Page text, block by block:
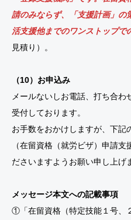
請のみならず、「支援計画」の
活支援他までのワンストップで
見積り）。
（10）お申込み
メールないしお電話、打ち合
受付しております。
お手数をおかけしますが、下記
（在留資格（就労ビザ）申請
ださいますようお願い申し上げ
メッセージ本文への記載事項
①「在留資格（特定技能１号、